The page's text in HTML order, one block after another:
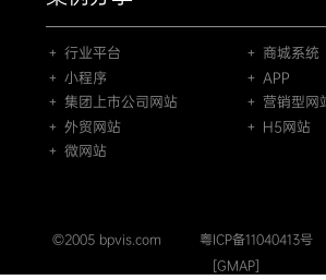
＋ 行业平台
＋ 商城系统
＋ 小程序
＋ APP
＋ 集团上市公司网站
＋ 营销型网
＋ 外贸网站
＋ H5网站
＋ 微网站
©2005 bpvis.com 粤ICP备11040413号
[GMAP]